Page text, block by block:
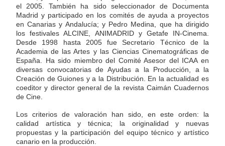
el 2005. También ha sido seleccionador de Documenta
Madrid y participado en los comités de ayuda a proyectos
en Canarias y Andalucía; y Pedro Medina, que ha dirigido
los festivales ALCINE, ANIMADRID y Getafe IN-Cinema.
Desde 1998 hasta 2005 fue Secretario Técnico de la
Academia de las Artes y las Ciencias Cinematográficas de
España. Ha sido miembro del Comité Asesor del ICAA en
diversas convocatorias de Ayudas a la Producción, a la
Creación de Guiones y a la Distribución. En la actualidad es
coeditor y director general de la revista Caimán Cuadernos
de Cine.
Los criterios de valoración han sido, en este orden: la
calidad artística y técnica; la originalidad y nuevas
propuestas y la participación del equipo técnico y artístico
canario en la producción.